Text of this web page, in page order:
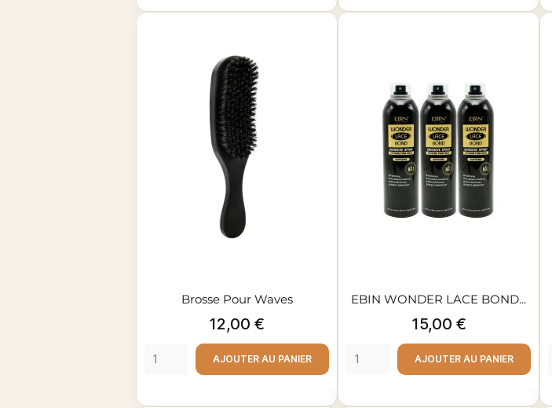
Brosse Pour Waves
Prix
12,00 €
AJOUTER AU PANIER
EBIN WONDER LACE BOND...
Prix
15,00 €
AJOUTER AU PANIER